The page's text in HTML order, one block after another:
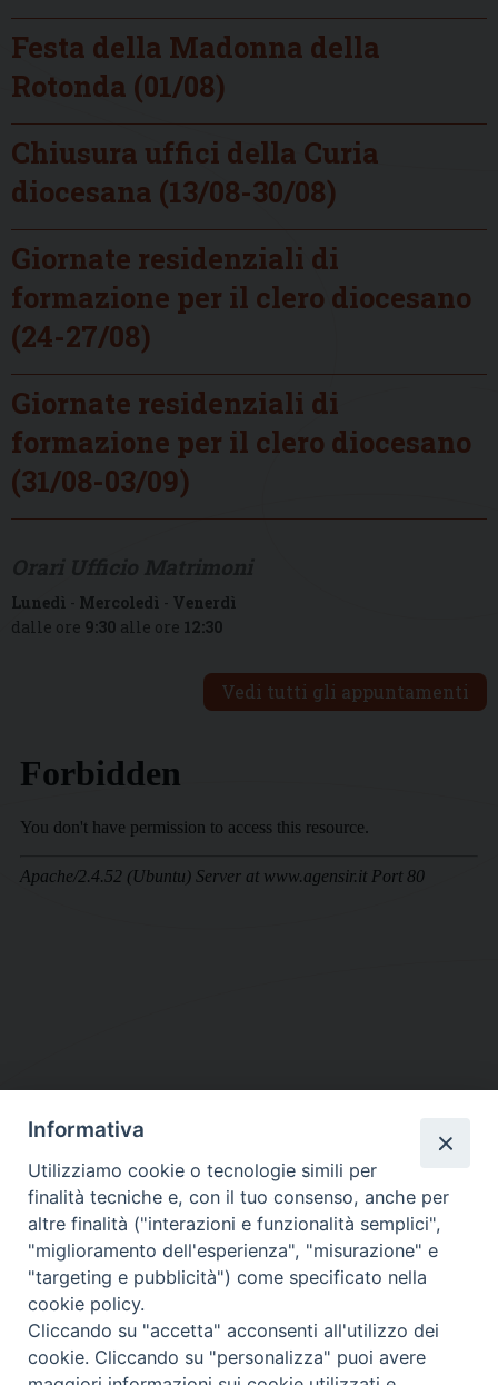
Festa della Madonna della
Rotonda (01/08)
Chiusura uffici della Curia
diocesana (13/08-30/08)
Giornate residenziali di
formazione per il clero diocesano
(24-27/08)
Giornate residenziali di
formazione per il clero diocesano
(31/08-03/09)
Lunedì - Mercoledì - Venerdì
dalle ore 9:30 alle ore 12:30
Vedi tutti gli appuntamenti
DIOCESI SUBURBICARIA DI ALBANO
Contatti:Tel.: 06.93268401 - Fax.: 06.9323844
E-mail:curia@diocesidialbano.it
Orari: dal Lunedì al Venerdì Ore: 9:00 - 13:00
Lunedì, Mercoledì e Venerdì, Ore 9:30 - 12:30
Informativa
Utilizziamo cookie o tecnologie simili per
finalità tecniche e, con il tuo consenso, anche per
altre finalità ("interazioni e funzionalità semplici",
"miglioramento dell'esperienza", "misurazione" e
"targeting e pubblicità") come specificato nella
cookie policy.
Cliccando su "accetta" acconsenti all'utilizzo dei
cookie. Cliccando su "personalizza" puoi avere